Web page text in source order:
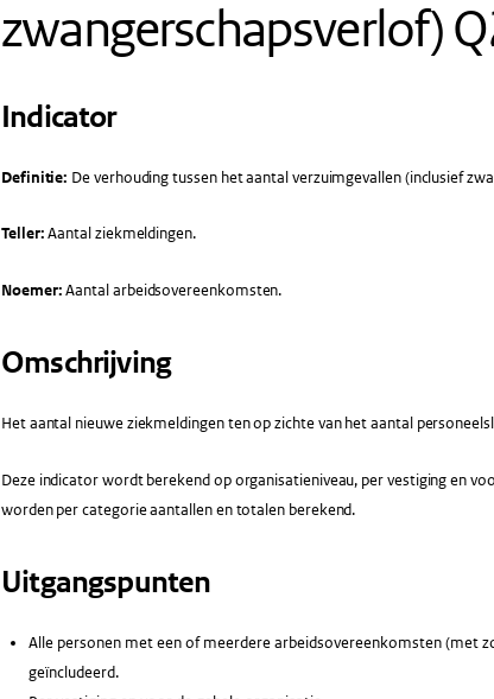
zwangerschapsverlof)
Indicator
Definitie: De verhouding tussen het aantal verzuimgevallen (inclusief
Teller:Aantal ziekmeldingen.
Noemer:Aantal arbeidsovereenkomsten.
Omschrijving
Het aantal nieuwe ziekmeldingen ten op zichte van het aantal
Deze indicator wordt berekend op organisatieniveau, per vestiging en
worden per categorie aantallen en totalen berekend.
Uitgangspunten
Alle personen met een of meerdere arbeidsovereenkomsten (met
geïncludeerd.